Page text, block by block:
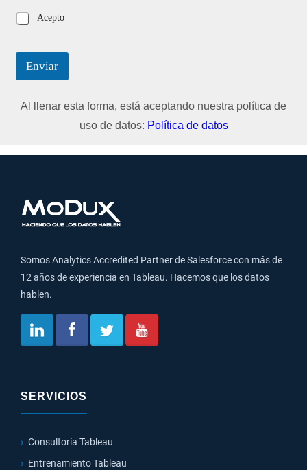
Acepto
Enviar
Al llenar esta forma, está aceptando nuestra política de
uso de datos: Política de datos
Somos Analytics Accredited Partner de Salesforce con más de
12 años de experiencia en Tableau. Hacemos que los datos
hablen.
SERVICIOS
Consultoría Tableau
Entrenamiento Tableau